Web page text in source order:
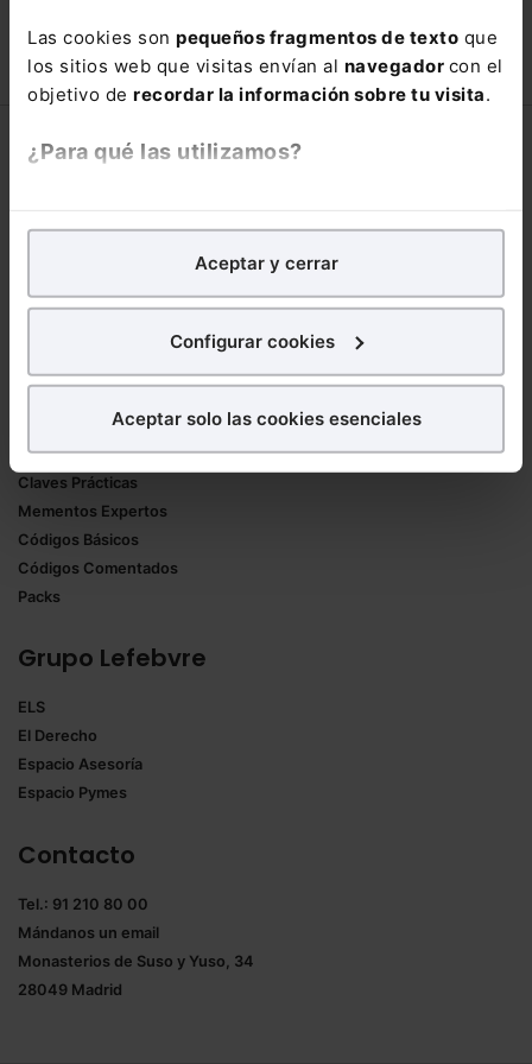
Las cookies son pequeños fragmentos de texto que
los sitios web que visitas envían al navegador con el
objetivo de recordar la información sobre tu visita.
¿Para qué las utilizamos?
analíticospara tratar demejorar tu experienciaen
nuestra página web. También con fines publicitarios,
para poder mostrarte publicidad y contenidos de tu
¿Qué puedes hacer?
experiencia en la web sea óptima
todas las cookies excepto aquellas imprescindibles.
También puedes
seleccionar solo aquellas que quieras permitir en tu
Saber más acerca de las cookies
Aceptar y cerrar
Configurar cookies
Aceptar solo las cookies esenciales
150,00€ 90,00€
COMPRAR
Corporativo
Nuestro equipo
Formularios Jurídicos
Manuales de Derecho
Claves Prácticas
Mementos Expertos
Códigos Básicos
Códigos Comentados
Packs
Grupo Lefebvre
ELS
El Derecho
Espacio Asesoría
Espacio Pymes
Contacto
Tel.: 91 210 80 00
Mándanos un email
Monasterios de Suso y Yuso, 34
28049 Madrid